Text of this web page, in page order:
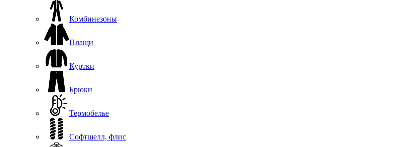
Комбинезоны
Плащи
Куртки
Брюки
Термобелье
Софтшелл, флис